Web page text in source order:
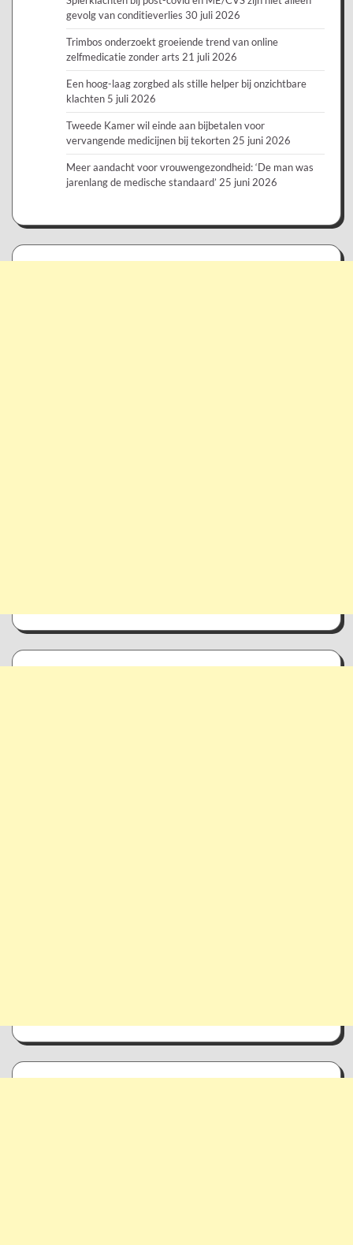
gevolg van conditieverlies 30 juli 2026
Trimbos onderzoekt groeiende trend van online
zelfmedicatie zonder arts 21 juli 2026
Een hoog-laag zorgbed als stille helper bij onzichtbare
klachten 5 juli 2026
Tweede Kamer wil einde aan bijbetalen voor
vervangende medicijnen bij tekorten 25 juni 2026
Meer aandacht voor vrouwengezondheid: ‘De man was
jarenlang de medische standaard’ 25 juni 2026